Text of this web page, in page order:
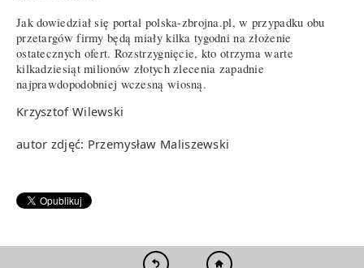
Jak dowiedział się portal polska-zbrojna.pl, w przypadku obu
przetargów firmy będą miały kilka tygodni na złożenie
ostatecznych ofert. Rozstrzygnięcie, kto otrzyma warte
kilkadziesiąt milionów złotych zlecenia zapadnie
najprawdopodobniej wczesną wiosną.
Krzysztof Wilewski
autor zdjęć: Przemysław Maliszewski